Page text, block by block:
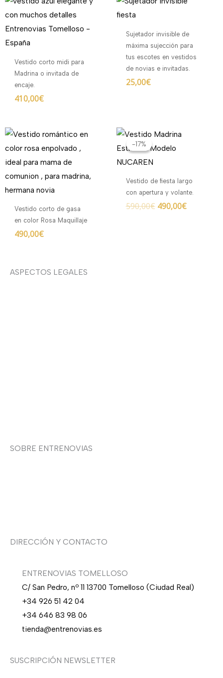
Vestido corto midi para
Madrina o invitada de
encaje.
410,00€
Sujetador invisible de
máxima sujección para
tus escotes en vestidos
de novias e invitadas.
25,00€
Vestido corto de gasa
en color Rosa Maquillaje
490,00€
-17%
-17%
Vestido de fiesta largo
con apertura y volante.
590,00€
El
original
490,00€
ASPECTOS LEGALES
SOBRE ENTRENOVIAS
DIRECCIÓN Y CONTACTO
ENTRENOVIAS TOMELLOSO
C/ San Pedro, nº 11 13700 Tomelloso (Ciudad Real)
+34 926 51 42 04
+34 646 83 98 06
tienda@entrenovias.es
SUSCRIPCIÓN NEWSLETTER